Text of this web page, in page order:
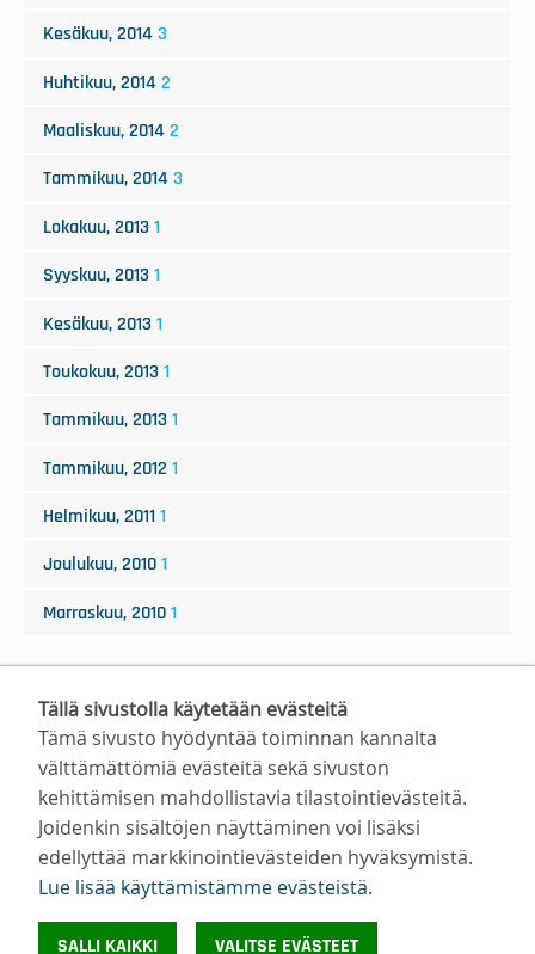
Tällä sivustolla käytetään evästeitä
Tämä sivusto hyödyntää toiminnan kannalta
välttämättömiä evästeitä sekä sivuston
kehittämisen mahdollistavia tilastointievästeitä.
Joidenkin sisältöjen näyttäminen voi lisäksi
edellyttää markkinointievästeiden hyväksymistä.
Lue lisää käyttämistämme evästeistä.​​​​​​
SALLI KAIKKI VALITSE EVÄSTEET
Kesäkuu, 2014 3
Huhtikuu, 2014 2
Maaliskuu, 2014 2
Tammikuu, 2014 3
Lokakuu, 2013 1
Syyskuu, 2013 1
Kesäkuu, 2013 1
Toukokuu, 2013 1
Tammikuu, 2013 1
Tammikuu, 2012 1
Helmikuu, 2011 1
Joulukuu, 2010 1
Marraskuu, 2010 1
Suomen Valmentajat ry
Valimotie 10, 00380 Helsinki
toimisto@suomenvalmentajat.fi
Kaikki yhteystiedot
Tietosuoja